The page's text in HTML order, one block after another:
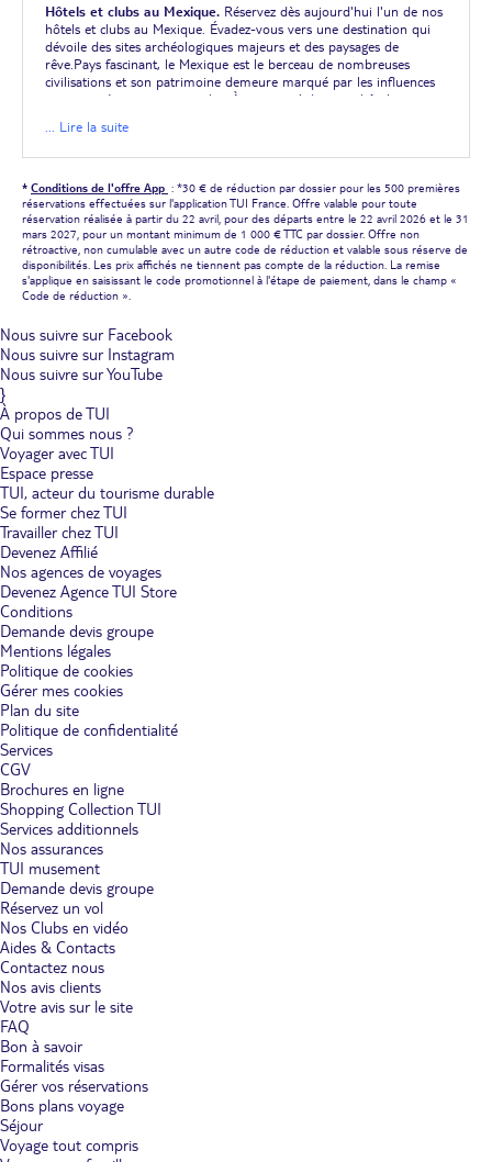
Hôtels et clubs au Mexique. Réservez dès aujourd'hui l'un de nos
hôtels et clubs au Mexique. Évadez-vous vers une destination qui
dévoile des sites archéologiques majeurs et des paysages de
rêve.Pays fascinant, le Mexique est le berceau de nombreuses
civilisations et son patrimoine demeure marqué par les influences
mayas, aztèques et espagnoles. À proximité de votre hôtel,
depuis lesquels des siècles d'histoire vous contemplent. Plongez sur
applaudissez un match de boxe-théâtre et immergez-vous
pleinement dans l'ambiance bon enfant qui règne ici.Vous prenez
vos quartiers dans les hôtels et clubs au Mexique qui vous
accueillent dans un environnement privilégié. Les Club Lookéa et
RIU abritent de vastes chambres tout confort et vous proposent
nombre d'équipements sportifs et de détente, dont des piscines et
un spa.
Visiter le Mexique et ses sites archéologiques.
visite du Mexique, contemplez l'harmonie parfaite de Chichén Itzá,
baignez-vous au site maya Tulum ou flânez parmi les ruines
antiques de Palenque.L'un des points forts du Mexique, c'est la
Choisissez un hôtel dans le Yucatan pour visiter l'un des sites
archéologiques les plus célèbres du pays, Chichén Itzá. Imposante,
la pyramide du Castillo se compose de 4 faces identiques
rehaussées de 91 marches. Le soir venu, les ombres des terrasses
dessinent le corps de la tête sculptée du serpent à plumes.Le
second site le plus visité du Mexique, la ville de Tulum, vous
charme par sa situation en surplomb de la mer des Caraïbes. Après
avoir flâné entre les ruines des bâtiments mayas, descendez les
escaliers pour vous rafraîchir dans les vagues.Dans le Chiapas, vous
avez rendez-vous avec Palenque, une cité maya dans un état de
conservation remarquable. La finesse des bas-reliefs du palais
mérite vraiment le détour.
Le Mexique, une destination idéale pour les groupes
d'amis.Faire la fête à Cancún, peaufiner son bronzage sur les
plages, frissonner en nageant avec les requins-baleines : le Mexique
forme une destination de choix pour les amis.Visiter le Mexique
entre amis vous laisse un souvenir impérissable, entre activités
aquatiques et sportives originales, farniente sur les plages et
découverte de la vie nocturne locale.Si vous optez pour un hôtel
immanquablement vers les plages qui ont forgé la réputation de
Playa del Carmen. Étendez votre serviette sur le long ruban de
sable blanc d'Akumal, enfilez palmes, masques et tuba et
immergez-vous sous la surface : des dizaines de tortues évoluent
paisiblement. Offrez-vous un grand moment d'émotion en
choisissant une excursion vers l'île de Cozumel, à la découverte du
plus grand poisson du monde : le requin-baleine. En snorkeling,
vous vous approchez au plus de près de ce géant tranquille, avant
de vous remettre de vos émois sur l'une des superbes plages.
Un hôtel ou club au Mexique pour les familles et couples.
hôtels ou clubs au Mexique ouvrent leurs portes aux familles et
amoureux et leur proposent des activités ludiques ou romantiques,
séjour au Mexique pour vous offrir des moments de détente au
spa. Massage délassant, enveloppement corporel, rituel spécial
couple, tout est pensé pour vous faire passer un moment
inoubliable. Quittez votre cocon l'espace de quelques heures pour
une escapade romantique sur les plus belles plages du pays, pour
un hôtel ou club au Mexique avec complexe aquatique. Pendant
... Lire la suite
* Conditions de l'offre App : *30 € de réduction par dossier pour les 500 premières
réservations effectuées sur l'application TUI France. Offre valable pour toute
réservation réalisée à partir du 22 avril, pour des départs entre le 22 avril 2026 et le 31
mars 2027, pour un montant minimum de 1 000 € TTC par dossier. Offre non
rétroactive, non cumulable avec un autre code de réduction et valable sous réserve de
disponibilités. Les prix affichés ne tiennent pas compte de la réduction. La remise
s'applique en saisissant le code promotionnel à l'étape de paiement, dans le champ «
Code de réduction ».
Nous suivre sur Facebook
Nous suivre sur Instagram
Nous suivre sur YouTube
}
À propos de TUI
Qui sommes nous ?
Voyager avec TUI
Espace presse
TUI, acteur du tourisme durable
Se former chez TUI
Travailler chez TUI
Devenez Affilié
Nos agences de voyages
Devenez Agence TUI Store
Conditions
Demande devis groupe
Mentions légales
Politique de cookies
Gérer mes cookies
Plan du site
Politique de confidentialité
Services
CGV
Brochures en ligne
Shopping Collection TUI
Services additionnels
Nos assurances
TUI musement
Demande devis groupe
Réservez un vol
Nos Clubs en vidéo
Aides & Contacts
Contactez nous
Nos avis clients
Votre avis sur le site
FAQ
Bon à savoir
Formalités visas
Gérer vos réservations
Bons plans voyage
Séjour
Voyage tout compris